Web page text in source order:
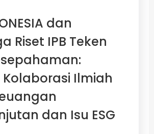
dan
Riset IPB Teken
Kolaborasi Ilmiah
dan Isu ESG